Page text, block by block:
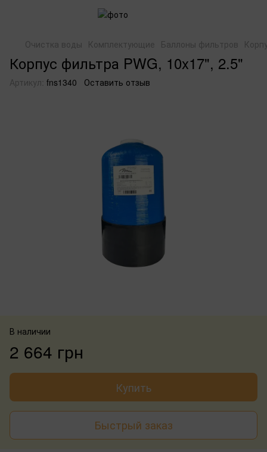
Очистка воды Комплектующие Баллоны фильтров
Корпус фильтра PWG, 10x17", 2.5"
Артикул: fns1340 Оставить отзыв
В наличии
2 664 грн
Купить
Быстрый заказ